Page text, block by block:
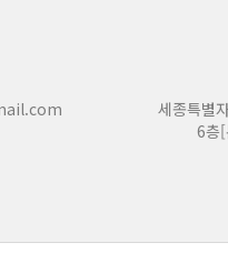
이 변경되었을 경우 온라인으로 이
세종특별
6층